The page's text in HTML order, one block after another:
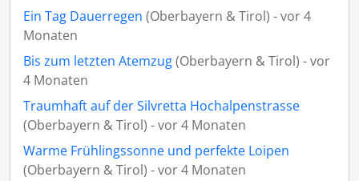
Ein Tag Dauerregen (Oberbayern & Tirol) - vor 4
Monaten
Bis zum letzten Atemzug(Oberbayern & Tirol) - vor
4 Monaten
Traumhaft auf der Silvretta Hochalpenstrasse
(Oberbayern & Tirol) - vor 4 Monaten
Warme Frühlingssonne und perfekte Loipen
(Oberbayern & Tirol) - vor 4 Monaten